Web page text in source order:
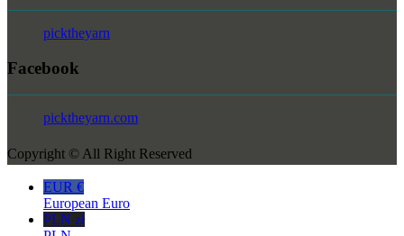
picktheyarn
Facebook
picktheyarn.com
Copyright © All Right Reserved
EUR €
European Euro
PLN zł